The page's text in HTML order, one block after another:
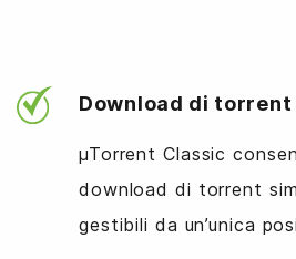
Download di
µTorrent Classic
download di torrent
gestibili da un’unica